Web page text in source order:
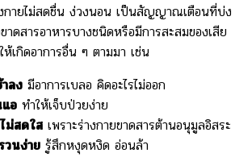
กายไม่สดชื่น ง่วงนอน เป็นสัญญาณเตือนที่บ่ง
าดสารอาหารบางชนิดหรือมีการสะสมของเสีย
ห้เกิดอาการอื่น ๆ ตามมา เช่น
ลง มีอาการเบลอ คิดอะไรไม่ออก
อ ทำให้เจ็บป่วยง่าย
ม่สดใส เพราะร่างกายขาดสารต้านอนุมูลอิสระ
นง่าย รู้สึกหงุดหงิด อ่อนล้า